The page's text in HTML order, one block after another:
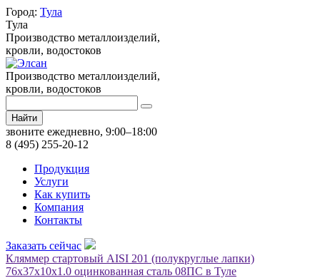
Город: Тула
Тула
Производство металлоизделий,
кровли, водостоков
Производство металлоизделий,
кровли, водостоков
Найти
звоните ежедневно, 9:00–18:00
8 (495) 255-20-12
Продукция
Услуги
Как купить
Компания
Контакты
Заказать сейчас
Кляммер стартовый AISI 201 (полукруглые лапки)
76х37х10x1.0 оцинкованная сталь 08ПС в Туле